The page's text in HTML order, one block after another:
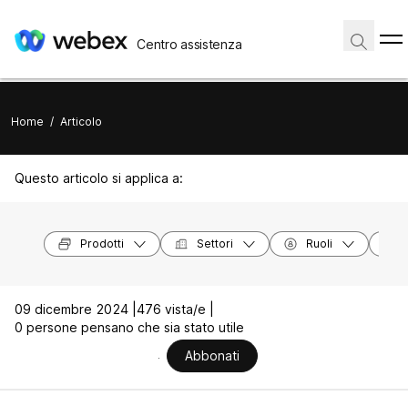
Centro assistenza
Home / Articolo
Questo articolo si applica a:
Prodotti Settori Ruoli
09 dicembre 2024 | 476 vista/e |
0 persone pensano che sia stato utile
Abbonati